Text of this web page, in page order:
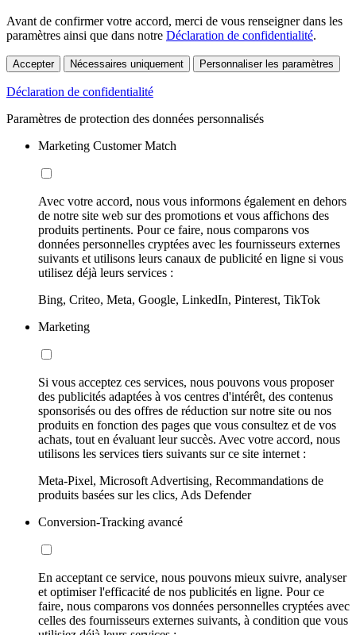
Avant de confirmer votre accord, merci de vous renseigner dans les
paramètres ainsi que dans notre Déclaration de confidentialité.
Accepter Nécessaires uniquement Personnaliser les paramètres
Déclaration de confidentialité
Paramètres de protection des données personnalisés
Marketing Customer Match
Avec votre accord, nous vous informons également en dehors
de notre site web sur des promotions et vous affichons des
produits pertinents. Pour ce faire, nous comparons vos
données personnelles cryptées avec les fournisseurs externes
suivants et utilisons leurs canaux de publicité en ligne si vous
utilisez déjà leurs services :
Bing, Criteo, Meta, Google, LinkedIn, Pinterest, TikTok
Marketing
Si vous acceptez ces services, nous pouvons vous proposer
des publicités adaptées à vos centres d'intérêt, des contenus
sponsorisés ou des offres de réduction sur notre site ou nos
produits en fonction des pages que vous consultez et de vos
achats, tout en évaluant leur succès. Avec votre accord, nous
utilisons les services tiers suivants sur ce site internet :
Meta-Pixel, Microsoft Advertising, Recommandations de
produits basées sur les clics, Ads Defender
Conversion-Tracking avancé
En acceptant ce service, nous pouvons mieux suivre, analyser
et optimiser l'efficacité de nos publicités en ligne. Pour ce
faire, nous comparons vos données personnelles cryptées avec
celles des fournisseurs externes suivants, à condition que vous